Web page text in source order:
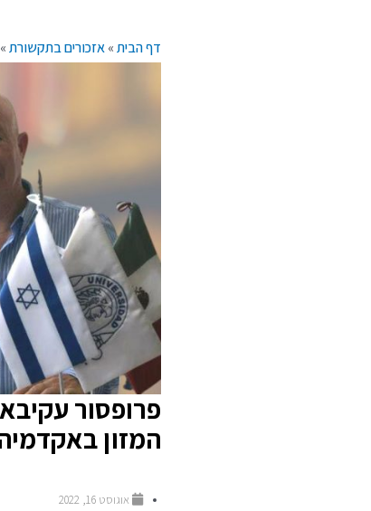
דף הבית»אזכורים בתקשורת»
פרופסור
המזון
אוגוסט 16, 2022